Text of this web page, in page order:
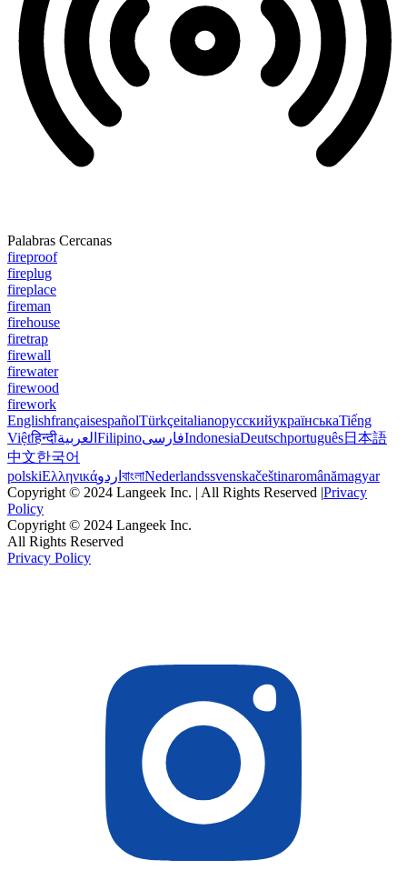
Palabras Cercanas
fireproof
fireplug
fireplace
fireman
firehouse
firetrap
firewall
firewater
firewood
firework
EnglishfrançaisespañolTürkçeitalianoрусскийукраїнськаTiếng
Việtहिन्दीالعربية FilipinoفارسیIndonesiaDeutschportuguês日本語
中文한국어
polskiΕλληνικάاردو বাংলাNederlandssvenskačeštinaromânămagyar
Copyright © 2024 Langeek Inc. | All Rights Reserved |Privacy
Policy
Copyright © 2024 Langeek Inc.
All Rights Reserved
Privacy Policy